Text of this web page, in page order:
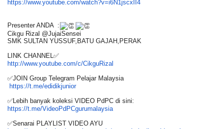
https://www.youtube.com/watch?v=i6N1jscxII4
Presenter ANDA :
Cikgu Rizal @JujaiSensei
SMK SULTAN YUSSUF,BATU GAJAH,PERAK
LINK CHANNEL✅
http://www.youtube.com/c/CikguRizal
✅JOIN Group Telegram Pelajar Malaysia
https://t.me/edidikjunior
✅Lebih banyak koleksi VIDEO PdPC di sini:
https://t.me/VideoPdPCgurumalaysia
✅Senarai PLAYLIST VIDEO AYU